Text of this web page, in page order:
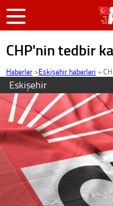
CHP'nin tedbir
Haberler >Eskişehir haberleri »
Eskişehir